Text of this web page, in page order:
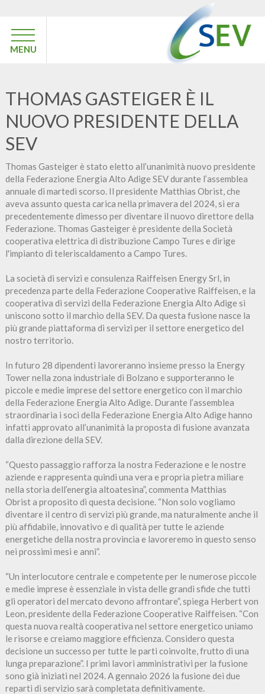
MENU
THOMAS GASTEIGER È IL
NUOVO PRESIDENTE DELLA
SEV
Thomas Gasteiger è stato eletto all’unanimità nuovo presidente
della Federazione Energia Alto Adige SEV durante l’assemblea
annuale di martedì scorso. Il presidente Matthias Obrist, che
aveva assunto questa carica nella primavera del 2024, si era
precedentemente dimesso per diventare il nuovo direttore della
Federazione. Thomas Gasteiger è presidente della Società
cooperativa elettrica di distribuzione Campo Tures e dirige
l'impianto di teleriscaldamento a Campo Tures.
La società di servizi e consulenza Raiffeisen Energy Srl, in
precedenza parte della Federazione Cooperative Raiffeisen, e la
cooperativa di servizi della Federazione Energia Alto Adige si
uniscono sotto il marchio della SEV. Da questa fusione nasce la
più grande piattaforma di servizi per il settore energetico del
nostro territorio.
In futuro 28 dipendenti lavoreranno insieme presso la Energy
Tower nella zona industriale di Bolzano e supporteranno le
piccole e medie imprese del settore energetico con il marchio
della Federazione Energia Alto Adige. Durante l’assemblea
straordinaria i soci della Federazione Energia Alto Adige hanno
infatti approvato all’unanimità la proposta di fusione avanzata
dalla direzione della SEV.
“Questo passaggio rafforza la nostra Federazione e le nostre
aziende e rappresenta quindi una vera e propria pietra miliare
nella storia dell’energia altoatesina”, commenta Matthias
Obrist a proposito di questa decisione. “Non solo vogliamo
diventare il centro di servizi più grande, ma naturalmente anche il
più affidabile, innovativo e di qualità per tutte le aziende
energetiche della nostra provincia e lavoreremo in questo senso
nei prossimi mesi e anni”.
“Un interlocutore centrale e competente per le numerose piccole
e medie imprese è essenziale in vista delle grandi sfide che tutti
gli operatori del mercato devono affrontare”, spiega Herbert von
Leon, presidente della Federazione Cooperative Raiffeisen. “Con
questa nuova realtà cooperativa nel settore energetico uniamo
le risorse e creiamo maggiore efficienza. Considero questa
decisione un successo per tutte le parti coinvolte, frutto di una
lunga preparazione”. I primi lavori amministrativi per la fusione
sono già iniziati nel 2024. A gennaio 2026 la fusione dei due
reparti di servizio sarà completata definitivamente.